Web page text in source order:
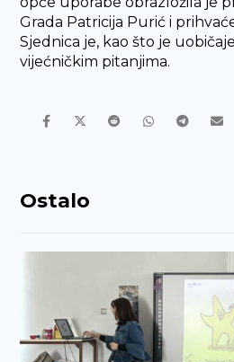
Grada Patricija Purić i
Sjednica je, kao što je
vijećničkim pitanjima.
Ostalo